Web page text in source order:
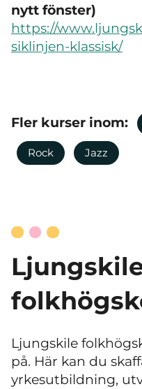
nytt fönster)
https://
siklinjen-klassisk/
Fler kurser inom:
Rock Jazz
Ljungskile
på. Här kan du
yrkesutbildning,